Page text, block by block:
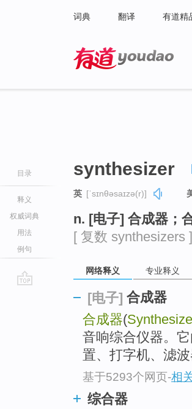
词典 翻译 有道精
目录
释义
权威词典
用法
例句
synthesizer
英 [ˈsɪnθəsaɪzə(r)]
n. [电子] 合成器；
[ 复数 synthesizers ]
网络释义 专业释义
[电子] 合成器
合成器(
音响综合仪器。
置、打字机、滤
基于5293个网页-相
综合器